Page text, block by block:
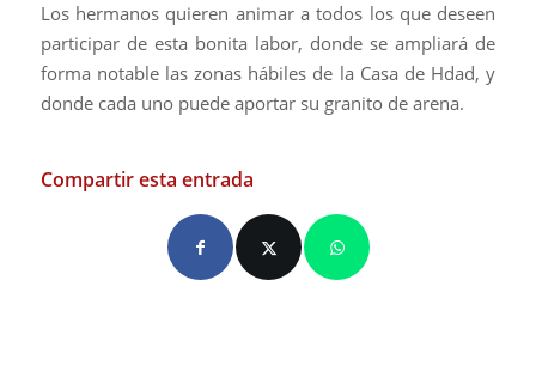
Los hermanos quieren animar a todos los que deseen
participar de esta bonita labor, donde se ampliará de
forma notable las zonas hábiles de la Casa de Hdad, y
donde cada uno puede aportar su granito de arena.
Compartir esta entrada